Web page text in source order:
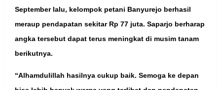
September lalu, kelompok petani Banyurejo berhasil
meraup pendapatan sekitar Rp 77 juta. Saparjo berharap
angka tersebut dapat terus meningkat di musim tanam
berikutnya.
“Alhamdulillah hasilnya cukup baik. Semoga ke depan